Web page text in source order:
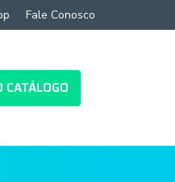
Fale Conosco
CATÁLOGO